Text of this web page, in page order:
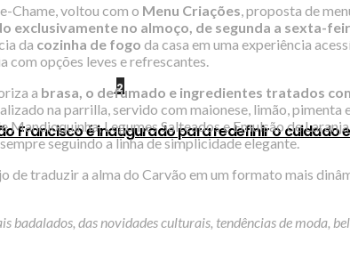
2
Francisco é inaugurado para redefinir o cuidado
Chame, voltou com o Menu Criações , proposta de
exclusivamente no almoço, de segunda a sexta-
da cozinha de fogo da casa em uma experiência
com opções leves e refrescantes.
a brasa, o defumado e ingredientes tratados
na parrilla, servido com maionese, limão,
Mandioquinha, Legumes Salteados e Emulsão de
seguindo a linha de simplicidade elegante.
de traduzir a alma do Carvão em um formato mais
badalados, das novidades culturais, tendências de moda,